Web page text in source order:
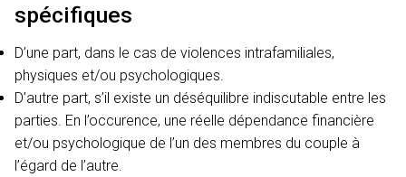
spécifiques
D’une part, dans le cas de violences intrafamiliales,
physiques et/ou psychologiques.
D’autre part, s’il existe un déséquilibre indiscutable entre les
parties. En l’occurence, une réelle dépendance financière
et/ou psychologique de l’un des membres du couple à
l’égard de l’autre.